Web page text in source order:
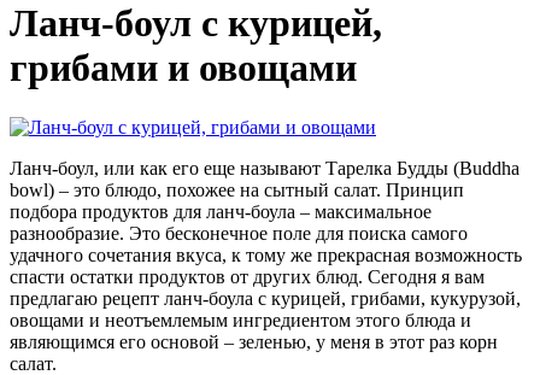
Ланч-боул с курицей,
грибами и овощами
Ланч-боул, или как его еще называют Тарелка Будды (Buddha
bowl) – это блюдо, похожее на сытный салат. Принцип
подбора продуктов для ланч-боула – максимальное
разнообразие. Это бесконечное поле для поиска самого
удачного сочетания вкуса, к тому же прекрасная возможность
спасти остатки продуктов от других блюд. Сегодня я вам
предлагаю рецепт ланч-боула с курицей, грибами, кукурузой,
овощами и неотъемлемым ингредиентом этого блюда и
являющимся его основой – зеленью, у меня в этот раз корн
салат.